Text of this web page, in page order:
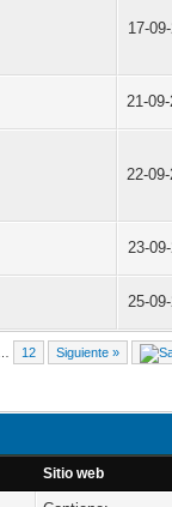
17-
21-
22-
23-
25-
12 Siguiente »
Sitio web